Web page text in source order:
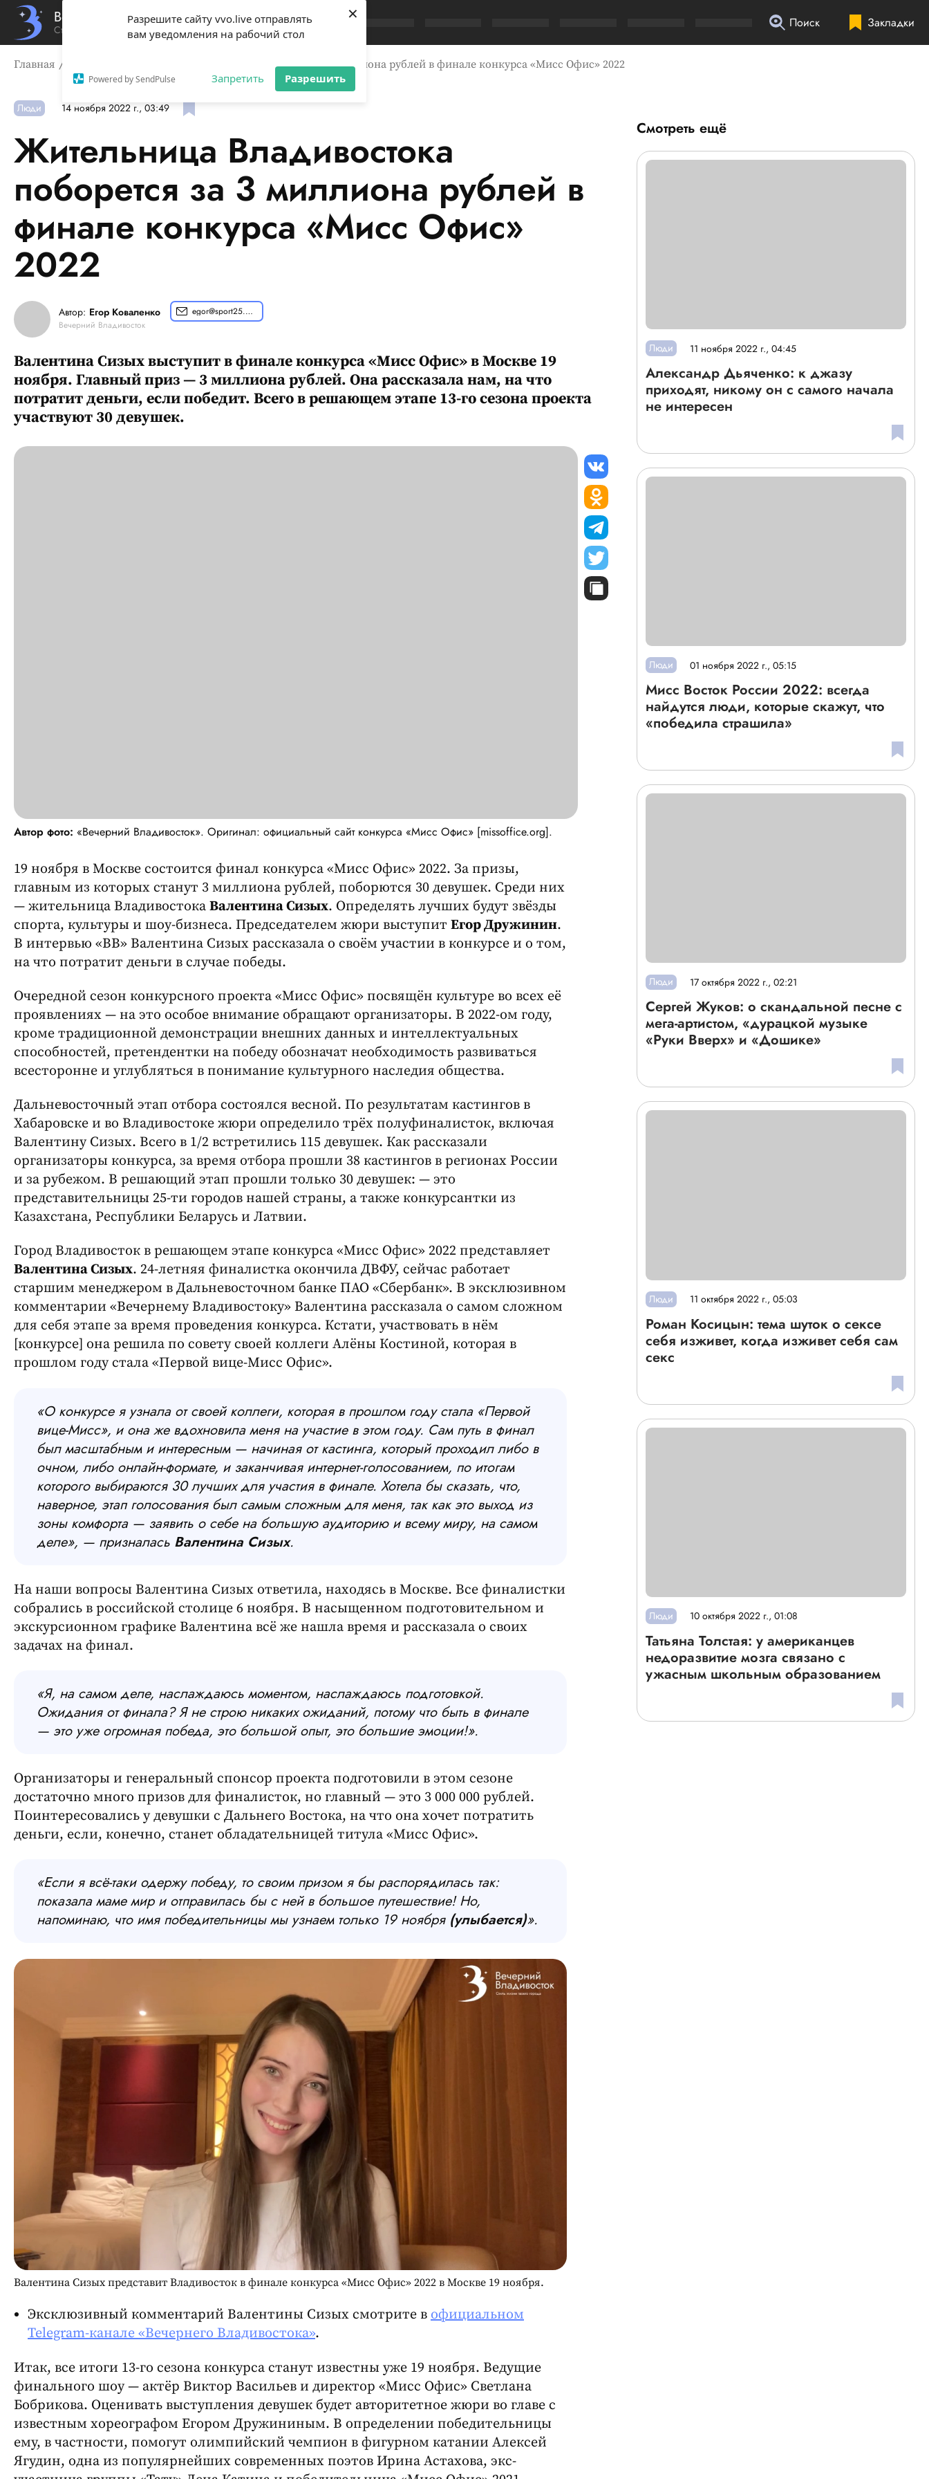
Разрешите сайту vvo.live отправлять
вам уведомления на рабочий стол
Powered by SendPulse Запретить Разрешить
×
Вечерний Владивосток
Стиль жизни твоего города Закладки
Поиск
Главная Жительница Владивостока поборется за 3 миллиона рублей в финале конкурса «Мисс Офис» 2022
Люди 14 ноября 2022 г., 03:49
Жительница Владивостока
поборется за 3 миллиона рублей в
финале конкурса «Мисс Офис»
2022
Автор: Егор Коваленко
Вечерний Владивосток
egor@sport25.pro
Валентина Сизых выступит в финале конкурса «Мисс Офис» в Москве 19
ноября. Главный приз — 3 миллиона рублей. Она рассказала нам, на что
потратит деньги, если победит. Всего в решающем этапе 13-го сезона проекта
участвуют 30 девушек.
Автор фото: «Вечерний Владивосток». Оригинал: официальный сайт конкурса «Мисс Офис» [missoffice.org].
19 ноября в Москве состоится финал конкурса «Мисс Офис» 2022. За призы,
главным из которых станут 3 миллиона рублей, поборются 30 девушек. Среди них
— жительница Владивостока Валентина Сизых. Определять лучших будут звёзды
спорта, культуры и шоу-бизнеса. Председателем жюри выступит Егор Дружинин.
В интервью «ВВ» Валентина Сизых рассказала о своём участии в конкурсе и о том,
на что потратит деньги в случае победы.
Очередной сезон конкурсного проекта «Мисс Офис» посвящён культуре во всех её
проявлениях — на это особое внимание обращают организаторы. В 2022-ом году,
кроме традиционной демонстрации внешних данных и интеллектуальных
способностей, претендентки на победу обозначат необходимость развиваться
всесторонне и углубляться в понимание культурного наследия общества.
Дальневосточный этап отбора состоялся весной. По результатам кастингов в
Хабаровске и во Владивостоке жюри определило трёх полуфиналисток, включая
Валентину Сизых. Всего в 1/2 встретились 115 девушек. Как рассказали
организаторы конкурса, за время отбора прошли 38 кастингов в регионах России
и за рубежом. В решающий этап прошли только 30 девушек: — это
представительницы 25-ти городов нашей страны, а также конкурсантки из
Казахстана, Республики Беларусь и Латвии.
Город Владивосток в решающем этапе конкурса «Мисс Офис» 2022 представляет
Валентина Сизых. 24-летняя финалистка окончила ДВФУ, сейчас работает
старшим менеджером в Дальневосточном банке ПАО «Сбербанк». В эксклюзивном
комментарии «Вечернему Владивостоку» Валентина рассказала о самом сложном
для себя этапе за время проведения конкурса. Кстати, участвовать в нём
[конкурсе] она решила по совету своей коллеги Алёны Костиной, которая в
прошлом году стала «Первой вице-Мисс Офис».
«О конкурсе я узнала от своей коллеги, которая в прошлом году стала «Первой
вице-Мисс», и она же вдохновила меня на участие в этом году. Сам путь в финал
был масштабным и интересным — начиная от кастинга, который проходил либо в
очном, либо онлайн-формате, и заканчивая интернет-голосованием, по итогам
которого выбираются 30 лучших для участия в финале. Хотела бы сказать, что,
наверное, этап голосования был самым сложным для меня, так как это выход из
зоны комфорта — заявить о себе на большую аудиторию и всему миру, на самом
деле», — призналась Валентина Сизых.
На наши вопросы Валентина Сизых ответила, находясь в Москве. Все финалистки
собрались в российской столице 6 ноября. В насыщенном подготовительном и
экскурсионном графике Валентина всё же нашла время и рассказала о своих
задачах на финал.
«Я, на самом деле, наслаждаюсь моментом, наслаждаюсь подготовкой.
Ожидания от финала? Я не строю никаких ожиданий, потому что быть в финале
— это уже огромная победа, это большой опыт, это большие эмоции!».
Организаторы и генеральный спонсор проекта подготовили в этом сезоне
достаточно много призов для финалисток, но главный — это 3 000 000 рублей.
Поинтересовались у девушки с Дальнего Востока, на что она хочет потратить
деньги, если, конечно, станет обладательницей титула «Мисс Офис».
«Если я всё-таки одержу победу, то своим призом я бы распорядилась так:
показала маме мир и отправилась бы с ней в большое путешествие! Но,
напоминаю, что имя победительницы мы узнаем только 19 ноября (улыбается)».
Валентина Сизых представит Владивосток в финале конкурса «Мисс Офис» 2022 в Москве 19 ноября.
Эксклюзивный комментарий Валентины Сизых смотрите в официальном
Telegram-канале «Вечернего Владивостока».
Итак, все итоги 13-го сезона конкурса станут известны уже 19 ноября. Ведущие
финального шоу — актёр Виктор Васильев и директор «Мисс Офис» Светлана
Бобрикова. Оценивать выступления девушек будет авторитетное жюри во главе с
известным хореографом Егором Дружининым. В определении победительницы
ему, в частности, помогут олимпийский чемпион в фигурном катании Алексей
Ягудин, одна из популярнейших современных поэтов Ирина Астахова, экс-
Смотреть ещё
Люди 11 ноября 2022 г., 04:45
Александр Дьяченко: к джазу
приходят, никому он с самого начала
не интересен
Люди 01 ноября 2022 г., 05:15
Мисс Восток России 2022: всегда
найдутся люди, которые скажут, что
«победила страшила»
Люди 17 октября 2022 г., 02:21
Сергей Жуков: о скандальной песне с
мега-артистом, «дурацкой музыке
«Руки Вверх» и «Дошике»
Люди 11 октября 2022 г., 05:03
Роман Косицын: тема шуток о сексе
себя изживет, когда изживет себя сам
секс
Люди 10 октября 2022 г., 01:08
Татьяна Толстая: у американцев
недоразвитие мозга связано с
ужасным школьным образованием